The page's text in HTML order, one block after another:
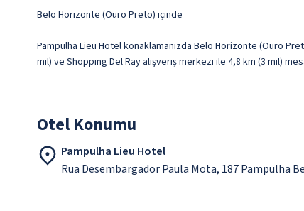
Belo Horizonte (Ouro Preto) içinde
Pampulha Lieu Hotel konaklamanızda Belo Horizonte (Ouro
mil) ve Shopping Del Ray alışveriş merkezi ile 4,8 km (3 mil)
Otel Konumu
Pampulha Lieu Hotel
Rua Desembargador Paula Mota, 187 Pampulha